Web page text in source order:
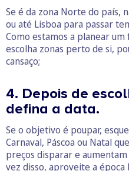
Se é da zona Norte do país,
ou até Lisboa para passar
Como estamos a planear
escolha zonas perto de si,
cansaço;
4. Depois de
defina a data.
Se o objetivo é poupar,
Carnaval, Páscoa ou Natal
preços disparar e
vez disso, aproveite a época